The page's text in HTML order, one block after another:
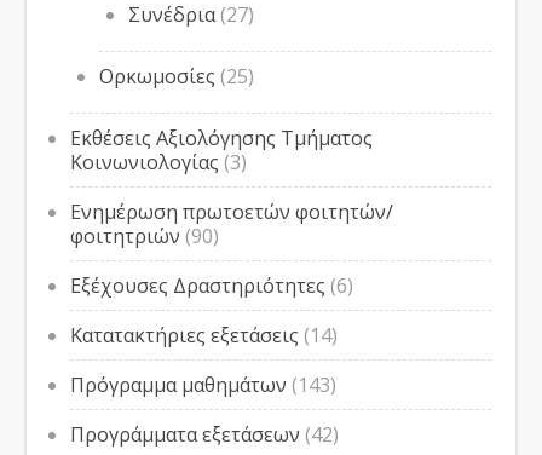
Συνέδρια(27)
Ορκωμοσίες (25)
Εκθέσεις Αξιολόγησης Τμήματος
Κοινωνιολογίας (3)
Ενημέρωση πρωτοετών φοιτητών/
φοιτητριών (90)
Εξέχουσες Δραστηριότητες (6)
Κατατακτήριες εξετάσεις (14)
Πρόγραμμα μαθημάτων (143)
Προγράμματα εξετάσεων (42)